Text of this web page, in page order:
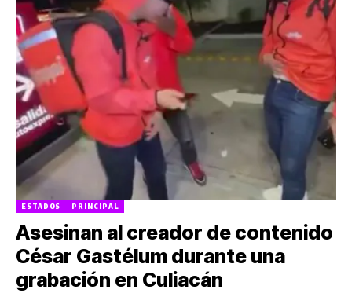
ESTADOS PRINCIPAL
Asesinan al creador de contenido
César Gastélum durante una
grabación en Culiacán